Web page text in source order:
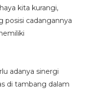
kita kurangi,
cadangannya
adanya sinergi
di tambang dalam